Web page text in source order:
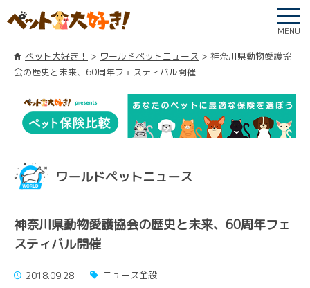
MENU
ペット大好き！ ワールドペットニュース
神奈川県動物愛護協
会の歴史と未来、60周年フェスティバル開催
ワールドペットニュース
神奈川県動物愛護協会の歴史と未来、60周年フェ
スティバル開催
2018.09.28 ニュース全般